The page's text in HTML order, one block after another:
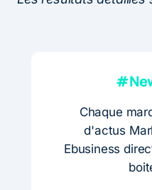
Chaque
d'actus
Ebusiness